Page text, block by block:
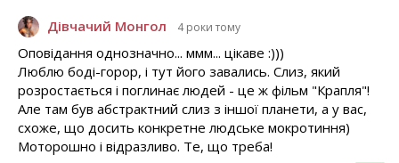
Дівчачий Монгол 4 роки тому
Оповідання однозначно... ммм... цікаве :)))
Люблю боді-горор, і тут його завались. Слиз, який
розростається і поглинає людей - це ж фільм "Крапля"!
Але там був абстрактний слиз з іншої планети, а у вас,
схоже, що досить конкретне людське мокротиння)
Моторошно і відразливо. Те, що треба!